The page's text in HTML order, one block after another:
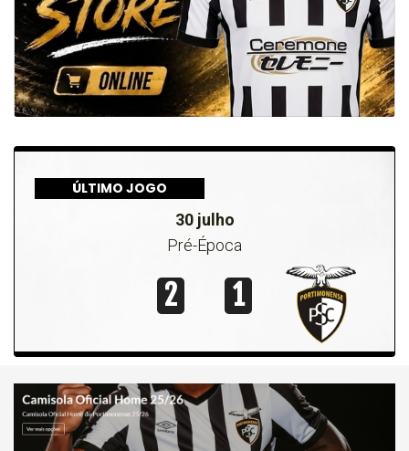
ÚLTIMO JOGO
30 julho
Pré-Época
2 1